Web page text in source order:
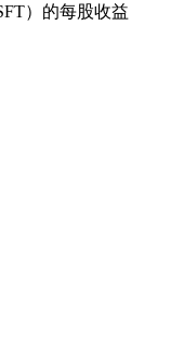
）的每股收益